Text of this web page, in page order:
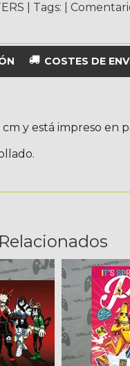
Tags:
COSTES DE
cm y está impreso